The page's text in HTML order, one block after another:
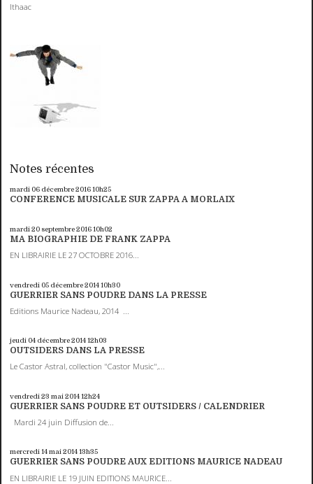
Ithaac
Notes récentes
mardi 06 décembre 201610h25
CONFERENCE MUSICALE SUR ZAPPA A MORLAIX
mardi 20 septembre 201610h02
MA BIOGRAPHIE DE FRANK ZAPPA
EN LIBRAIRIE LE 27 OCTOBRE 2016...
vendredi 05 décembre 201410h30
GUERRIER SANS POUDRE DANS LA PRESSE
Editions Maurice Nadeau, 2014 ...
jeudi 04 décembre 201412h03
OUTSIDERS DANS LA PRESSE
Le Castor Astral, collection "Castor Music",...
vendredi 23 mai 201412h24
GUERRIER SANS POUDRE ET OUTSIDERS / CALENDRIER
Mardi 24 juin Diffusion de...
mercredi 14mai 201413h35
GUERRIER SANS POUDRE AUX EDITIONS MAURICE NADEAU
EN LIBRAIRIE LE 19 JUIN EDITIONS MAURICE...